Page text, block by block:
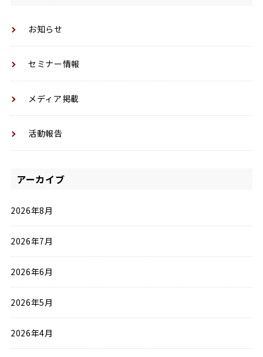
お知らせ
セミナー情報
メディア掲載
活動報告
アーカイブ
2026年8月
2026年7月
2026年6月
2026年5月
2026年4月